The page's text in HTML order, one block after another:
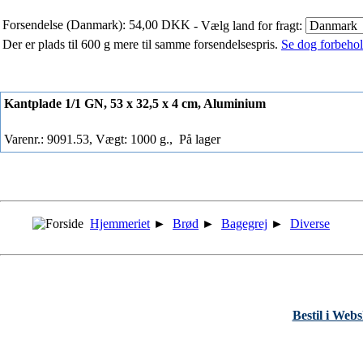
Forsendelse (Danmark): 54,00 DKK - Vælg land for fragt:
Der er plads til 600 g mere til samme forsendelsespris. Se dog
Kantplade 1/1 GN, 53 x 32,5 x 4 cm, Aluminium
Varenr.: 9091.53, Vægt: 1000 g., På lager
Hjemmeriet ► Brød ► Bagegrej ► Diverse
Bestil i